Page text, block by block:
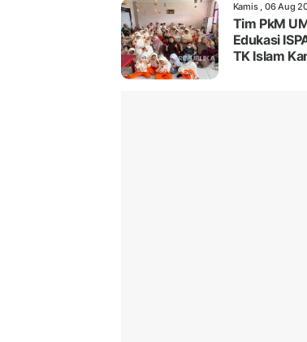
Kamis , 06 Aug
Tim PkM
Edukasi
TK Islam